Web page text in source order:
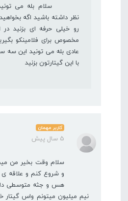
سلام بله می
نظر داشته باشید اگه
رو خیلی حرفه ای بزنید در
مخصوص برای فلامینکو
عادی بله می تونید این سه
با این گیتارتون بزنید
کاربر مهمان
5 سال پیش
سلام وقت بخیر من
نیم میلیون میتونم واس گیتار